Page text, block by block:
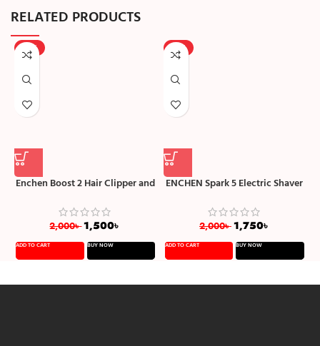
RELATED PRODUCTS
-25%
Enchen Boost 2 Hair Clipper and
2,000৳1,500৳
ADD TO CART BUY NOW
-13%
ENCHEN Spark 5 Electric Shaver
2,000৳1,750৳
ADD TO CART BUY NOW